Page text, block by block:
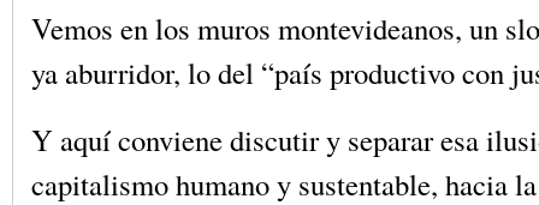
Vemos en los muros montevideanos, un
ya aburridor, lo del “país productivo con
Y aquí conviene discutir y separar esa
capitalismo humano y sustentable, hacia